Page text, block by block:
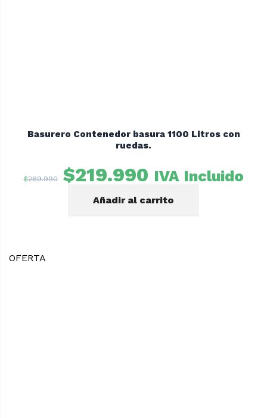
Basurero Contenedor basura 1100 Litros con
ruedas.
$269.990 El
precio
original
$219.990El
actual
IVA Incluido
Añadir al carrito
OFERTA